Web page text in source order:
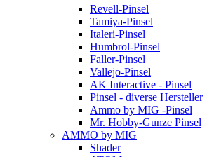
Revell-Pinsel
Tamiya-Pinsel
Italeri-Pinsel
Humbrol-Pinsel
Faller-Pinsel
Vallejo-Pinsel
AK Interactive - Pinsel
Pinsel - diverse Hersteller
Ammo by MIG -Pinsel
Mr. Hobby-Gunze Pinsel
AMMO by MIG
Shader